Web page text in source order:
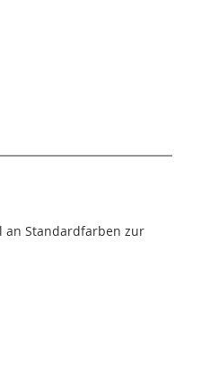
an Standardfarben zur